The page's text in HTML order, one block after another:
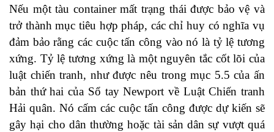
Nếu một tàu container mất trạng thái được bảo vệ và
trở thành mục tiêu hợp pháp, các chỉ huy có nghĩa vụ
đảm bảo rằng các cuộc tấn công vào nó là tỷ lệ tương
xứng. Tỷ lệ tương xứng là một nguyên tắc cốt lõi của
luật chiến tranh, như được nêu trong mục 5.5 của ấn
bản thứ hai của Sổ tay Newport về Luật Chiến tranh
Hải quân. Nó cấm các cuộc tấn công được dự kiến sẽ
gây hại cho dân thường hoặc tài sản dân sự vượt quá